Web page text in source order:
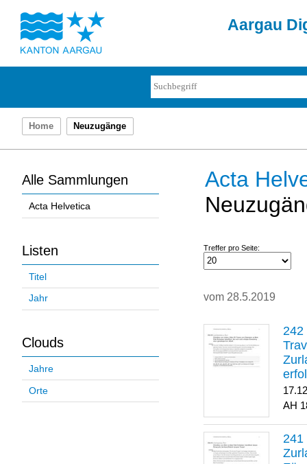
Aargau
Home Neuzugänge
Alle Sammlungen
Acta Helvetica
Listen
Titel
Jahr
Clouds
Jahre
Orte
Acta
Treffer pro Seite:
vom 28.5.2019